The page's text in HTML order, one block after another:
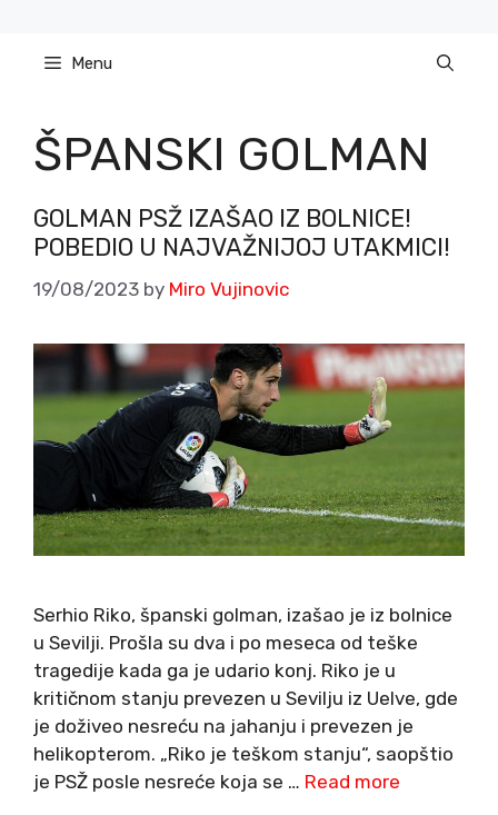
content Menu
ŠPANSKI GOLMAN
GOLMAN PSŽ IZAŠAO IZ BOLNICE!
POBEDIO U NAJVAŽNIJOJ UTAKMICI!
19/08/2023 by Miro Vujinovic
Serhio Riko, španski golman, izašao je iz bolnice
u Sevilji. Prošla su dva i po meseca od teške
tragedije kada ga je udario konj. Riko je u
kritičnom stanju prevezen u Sevilju iz Uelve, gde
je doživeo nesreću na jahanju i prevezen je
helikopterom. „Riko je teškom stanju“, saopštio
je PSŽ posle nesreće koja se … Read more